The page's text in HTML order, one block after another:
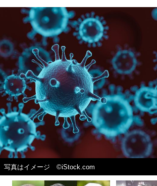
写真はイメージ ©iStock.com